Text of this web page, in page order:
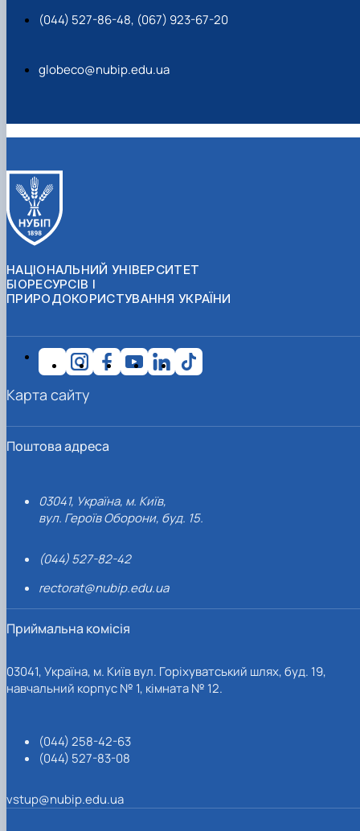
(044) 527-86-48, (067) 923-67-20
globeco@nubip.edu.ua
НАЦІОНАЛЬНИЙ УНІВЕРСИТЕТ
БІОРЕСУРСІВ І
ПРИРОДОКОРИСТУВАННЯ УКРАЇНИ
Поштова адреса
03041, Україна, м. Київ,
вул. Героїв Оборони, буд. 15.
(044) 527-82-42
rectorat@nubip.edu.ua
Приймальна комісія
03041, Україна, м. Київ вул. Горіхуватський шлях, буд. 19,
навчальний корпус № 1, кімната № 12.
(044) 258-42-63
(044) 527-83-08
vstup@nubip.edu.ua
Карта сайту